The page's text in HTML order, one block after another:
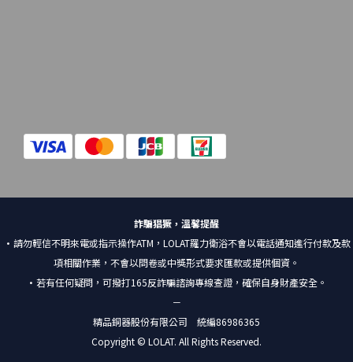
詐騙猖獗，溫馨提醒
•請勿輕信不明來電或指示操作ATM，LOLAT羅力衛浴不會以電話通知進行付款及款
項相關作業，不會以問卷或中獎形式要求匯款或提供個資。
•若有任何疑問，可撥打165反詐騙諮詢專線查證，確保自身財產安全。
－
精品銅器股份有限公司 統編86986365
Copyright © LOLAT. All Rights Reserved.